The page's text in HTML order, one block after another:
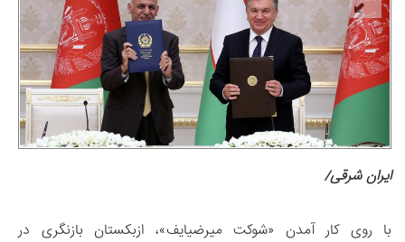
ایران شرقی/
با روی کار آمدن «شوکت میرضیایف»، ازبکستان بازنگری در